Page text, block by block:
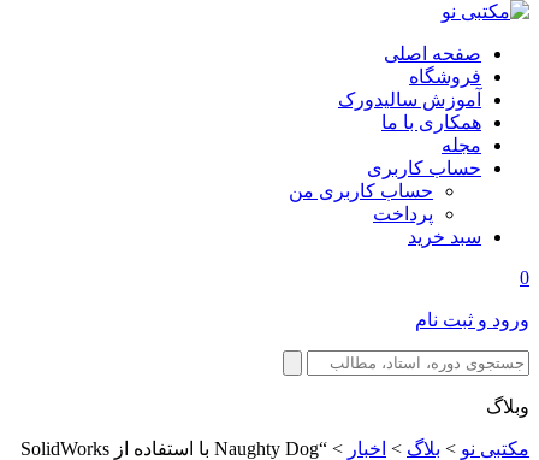
صفحه اصلی
فروشگاه
آموزش سالیدورک
همکاری با ما
مجله
حساب کاربری
حساب کاربری من
پرداخت
سبد خرید
0
ورود و ثبت نام
وبلاگ
مکتبی نو > بلاگ > اخبار >
“Naughty Dog با استفاده از SolidWorks